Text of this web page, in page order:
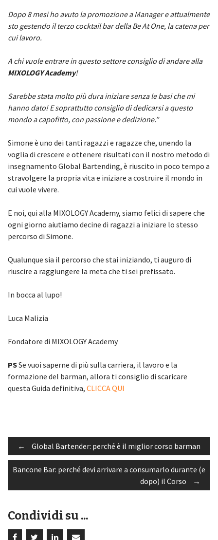
Dopo 8 mesi ho avuto la promozione a Manager e attualmente
sto gestendo il terzo cocktail bar della Be At One, la catena per
cui lavoro.
A chi vuole entrare in questo settore consiglio di andare alla
MIXOLOGY Academy!
Sarebbe stata molto più dura iniziare senza le basi che mi
hanno dato! E soprattutto consiglio di dedicarsi a questo
mondo a capofitto, con passione e dedizione.”
Simone è uno dei tanti ragazzi e ragazze che, unendo la
voglia di crescere e ottenere risultati con il nostro metodo di
insegnamento Global Bartending, è riuscito in poco tempo a
stravolgere la propria vita e iniziare a costruire il mondo in
cui vuole vivere.
E noi, qui alla MIXOLOGY Academy, siamo felici di sapere che
ogni giorno aiutiamo decine di ragazzi a iniziare lo stesso
percorso di Simone.
Qualunque sia il percorso che stai iniziando, ti auguro di
riuscire a raggiungere la meta che ti sei prefissato.
In bocca al lupo!
Luca Malizia
Fondatore di MIXOLOGY Academy
PSSe vuoi saperne di più sulla carriera, il lavoro e la
formazione del barman, allora ti consiglio di scaricare
questa Guida definitiva, CLICCA QUI
Post
navigation
← Global Bartender: perché è il miglior corso barman
Bancone Bar: perché devi arrivare a consumarlo durante (e
dopo) il Corso
→
Condividi su ...